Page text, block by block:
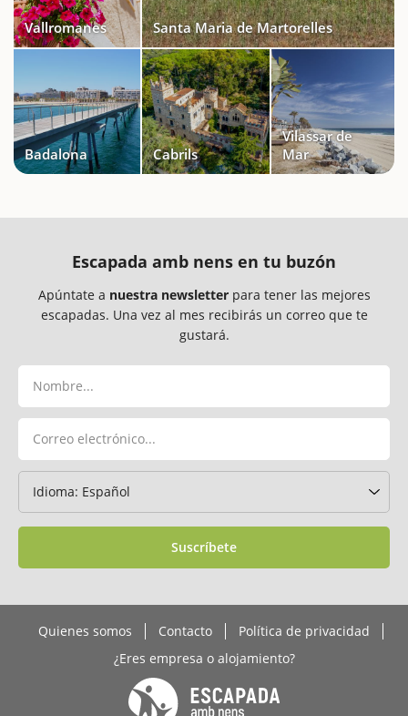
Vallromanes Santa Maria de Martorelles
Badalona Cabrils
Vilassar de
Mar
Escapada amb nens en tu buzón
Apúntate a nuestra newsletterpara tener las mejores
escapadas. Una vez al mes recibirás un correo que te
gustará.
Suscríbete
Quienes somos Contacto
Política de privacidad
¿Eres empresa o alojamiento?